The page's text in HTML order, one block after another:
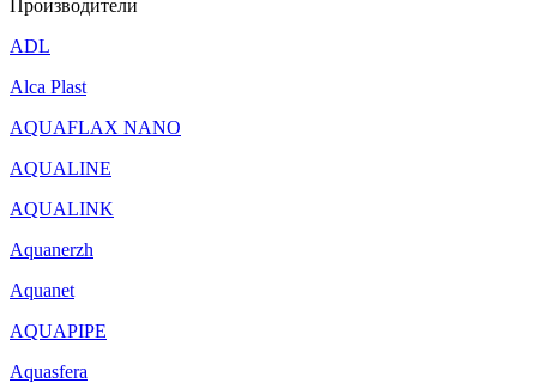
Производители
ADL
Alca Plast
AQUAFLAX NANO
AQUALINE
AQUALINK
Aquanerzh
Aquanet
AQUAPIPE
Aquasfera